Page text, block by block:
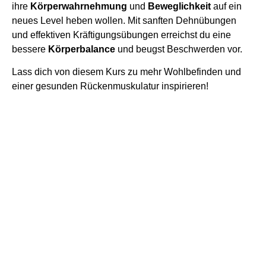
ihre Körperwahrnehmung und Beweglichkeit auf ein
neues Level heben wollen. Mit sanften Dehnübungen
und effektiven Kräftigungsübungen erreichst du eine
bessere Körperbalance und beugst Beschwerden vor.
Lass dich von diesem Kurs zu mehr Wohlbefinden und
einer gesunden Rückenmuskulatur inspirieren!